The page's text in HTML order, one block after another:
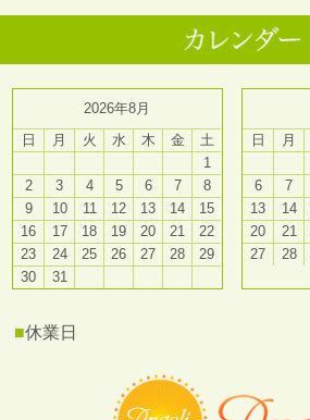
2026年8月
日
月 火 水 木 金
土
1
2
3 4 5 6 7
8
9
10 11 12 13 14
15
16
17 18 19 20 21
22
23
24 25 26 27 28
29
30
31
日
月
6
7
13
14
20
21
27
28
■休業日